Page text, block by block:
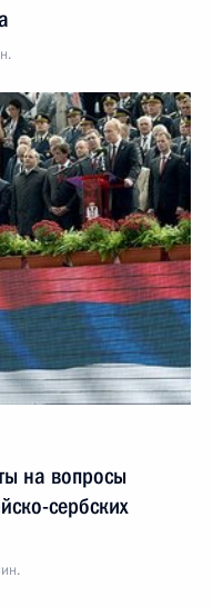
на вопросы
сербских